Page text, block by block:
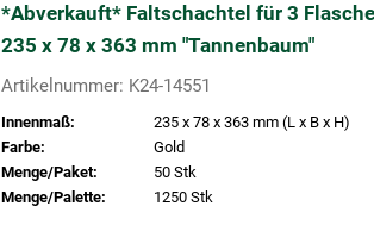
*Abverkauft* Faltschachtel für 3
235 x 78 x 363 mm "Tannenbaum"
Artikelnummer: K24-14551
Innenmaß:
235 x 78 x 363 mm (L x B x H)
Farbe:
Gold
Menge/Paket:
50 Stk
Menge/Palette:
1250 Stk